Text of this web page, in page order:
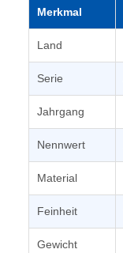
Merkmal
Land
Serie
Jahrgang
Nennwert
Material
Feinheit
Gewicht